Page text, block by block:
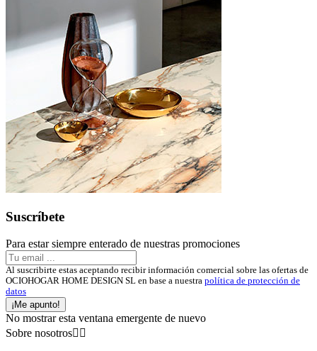
Suscríbete
Para estar siempre enterado de nuestras promociones
Al suscribirte estas aceptando recibir información comercial sobre las ofertas de
OCIOHOGAR HOME DESIGN SL en base a nuestra política de protección de
datos
¡Me apunto!
No mostrar esta ventana emergente de nuevo
Sobre nosotros 